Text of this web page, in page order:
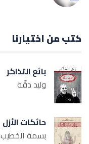
كتب من اختيارنا
بائع التذاكر
وليد دقّة
حائكات الأزل
بسمة الخطيب